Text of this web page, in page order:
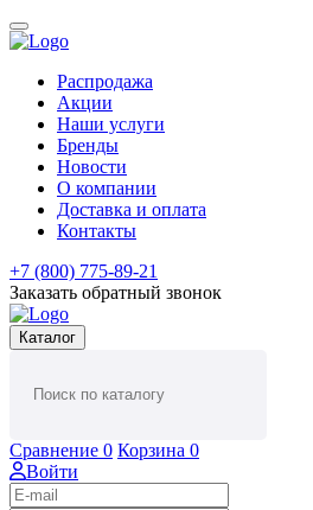
Распродажа
Акции
Наши услуги
Бренды
Новости
О компании
Доставка и оплата
Контакты
+7 (800) 775-89-21
Заказать обратный звонок
Каталог
Сравнение 0 Корзина 0
Войти